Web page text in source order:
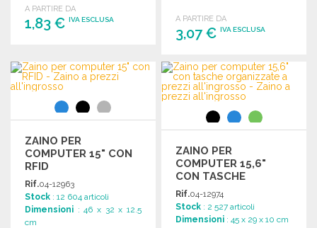
A PARTIRE DA
1,83 € IVA ESCLUSA
Richiedi un preventivo
A PARTIRE DA
3,07 €IVA ESCLUSA
ORDINARE
Richiedi un preventivo
ZAINO PER
COMPUTER 15" CON
RFID
Rif.04-12963
Stock : 12 604 articoli
Dimensioni : 46 x 32 x 12.5
cm
ZAINO PER
COMPUTER 15,6"
CON TASCHE
ORGANIZZATE A
PREZZI
ALL'INGROSSO
Rif.04-12974
Stock : 2 527 articoli
Dimensioni : 45 x 29 x 10 cm